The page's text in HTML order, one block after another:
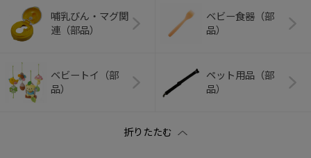
哺乳びん・マグ関
連（部品）
ベビー食器（部
品）
ベビートイ（部
品）
ペット用品（部
品）